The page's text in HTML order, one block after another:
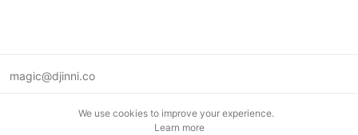
magic@djinni.co
We use cookies to improve your experience.
Learn more